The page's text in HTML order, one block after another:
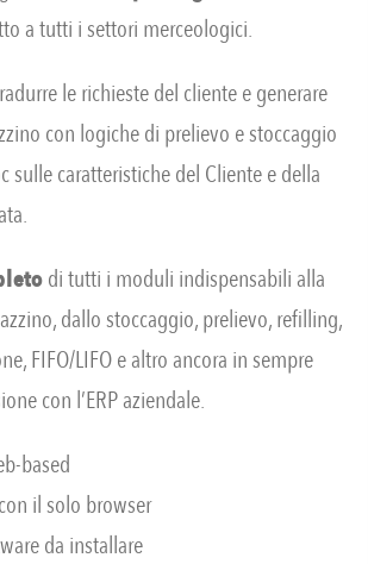
a tutti i settori merceologici.
le richieste del cliente e generare
con logiche di prelievo e stoccaggio
sulle caratteristiche del Cliente e della
di tutti i moduli indispensabili alla
dallo stoccaggio, prelievo, refilling,
FIFO/LIFO e altro ancora in sempre
con l’ERP aziendale.
based
il solo browser
da installare